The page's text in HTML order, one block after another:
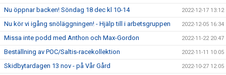
Nu öppnar backen! Söndag 18 dec kl 10-14 2022-12-17 13:12
Nu kör vi igång snöläggningen! - Hjälp till i arbetsgruppen 2022-12-05 16:34
Missa inte podd med Anthon och Max-Gordon 2022-11-22 20:47
Beställning av POC/Saltis-racekollektion 2022-11-11 10:05
Skidbytardagen 13 nov - på Vår Gård 2022-10-27 12:05